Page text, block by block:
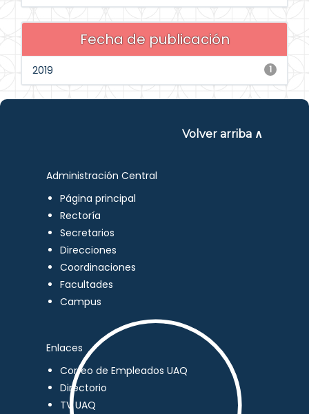
Fecha de publicación
1
2019
Volver arriba ∧
Administración Central
Página principal
Rectoría
Secretarios
Direcciones
Coordinaciones
Facultades
Campus
Enlaces
Correo de Empleados UAQ
Directorio
TV UAQ